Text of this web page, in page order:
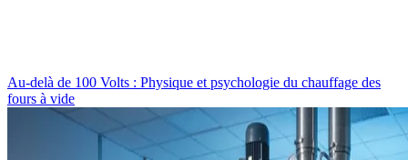
Au-delà de 100 Volts : Physique et psychologie du chauffage des
fours à vide